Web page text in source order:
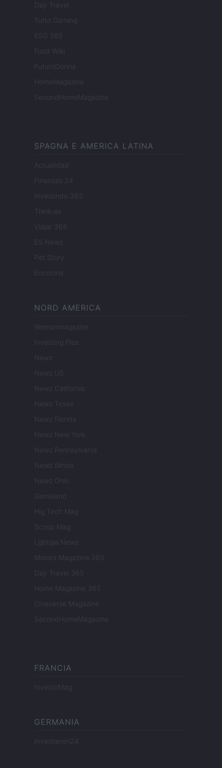
Day Travel
Tutto Gaming
ESG 365
Food Wiki
FuturoDonna
HomeMagazine
SecondHomeMagazine
SPAGNA E AMERICA LATINA
Actualidad
Finanzas 24
Investindo 365
Think.es
Viajar 365
ES Newz
Pet Story
Encocina
NORD AMERICA
Womanmagazine
Investing Plus
Newz
Newz US
Newz California
Newz Texas
Newz Florida
Newz New York
Newz Pennsylvania
Newz Illinois
Newz Ohio
Gameland
Hig Tech Mag
Scoop Mag
Lgbtqia News
Motors Magazine 365
Day Travel 365
Home Magazine 365
Cineverse Magazine
SecondHomeMagazine
FRANCIA
InvestirMag
GERMANIA
Investieren24